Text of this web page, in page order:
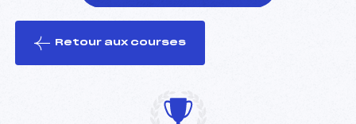
le ski
Retour aux courses